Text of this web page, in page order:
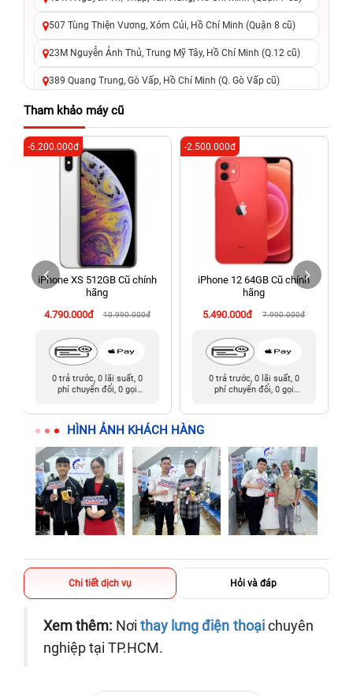
507 Tùng Thiện Vương, Xóm Củi, Hồ Chí Minh (Quận 8 cũ)
23M Nguyễn Ảnh Thủ, Trung Mỹ Tây, Hồ Chí Minh (Q.12 cũ)
389 Quang Trung, Gò Vấp, Hồ Chí Minh (Q. Gò Vấp cũ)
625 - 625A Âu Cơ, Tân Phú, Hồ Chí Minh (Quận Tân Phú cũ)
326 Lê Văn Việt, Tăng Nhơn Phú, Hồ Chí Minh (Q.9 TP. Thủ
Đức cũ)
256 Võ Văn Ngân, Thủ Đức, Hồ Chí Minh (Bình Thọ, TP. Thủ
Đức Cũ)
70 Nguyễn An Ninh, Dĩ An, Hồ Chí Minh (Bình Dương Cũ)
24h Vũng Tàu: 162A Ba Cu, Vũng Tàu, Hồ Chí Minh (TP. Vũng
Tàu cũ)
198 Hoàng Văn Thụ, Tân Sơn Nhất, Hồ Chí Minh (Tân Bình
Tham khảo máy cũ
iPhone XS 512GB Cũ chính
hãng
4.790.000đ
10.990.000đ
-6.200.000đ
0 trả trước, 0 lãi suất, 0
phí chuyển đổi, 0 gọi
iPhone 12 64GB Cũ chính
hãng
5.490.000đ
7.990.000đ
-2.500.000đ
0 trả trước, 0 lãi suất, 0
phí chuyển đổi, 0 gọi
HÌNH ẢNH KHÁCH HÀNG
Chi tiết dịch vụ Hỏi và đáp
Xem thêm: Nơi thay lưng điện thoạichuyên
nghiệp tại TP.HCM.